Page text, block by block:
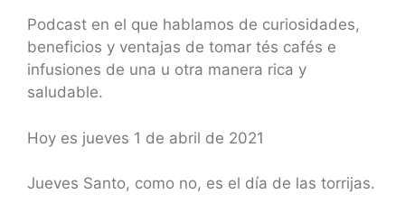
Podcast en el que hablamos de curiosidades,
beneficios y ventajas de tomar tés cafés e
infusiones de una u otra manera rica y
saludable.
Hoy es jueves 1 de abril de 2021
Jueves Santo, como no, es el día de las torrijas.